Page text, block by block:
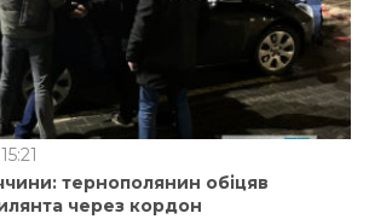
тернополянин обіцяв
через кордон